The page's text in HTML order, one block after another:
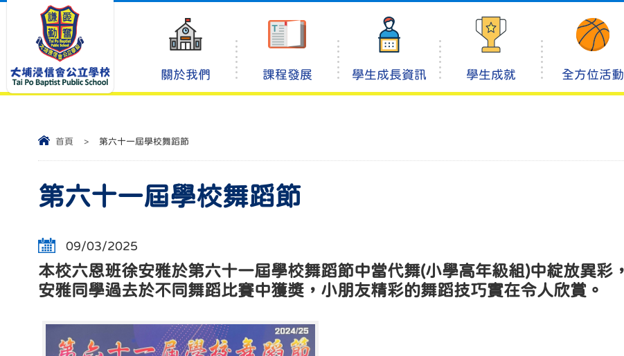
關於我們 課程發展 學生成長資訊 學生成就 全方位活動
首頁 > 第六十一屆學校舞蹈節
第六十一屆學校舞蹈節
09/03/2025
本校六恩班徐安雅於第六十一屆學校舞蹈節中當代舞(小學高年級組)中綻放異彩
安雅同學過去於不同舞蹈比賽中獲獎，小朋友精彩的舞蹈技巧實在令人欣賞。